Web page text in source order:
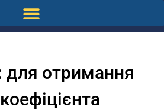
для отримання